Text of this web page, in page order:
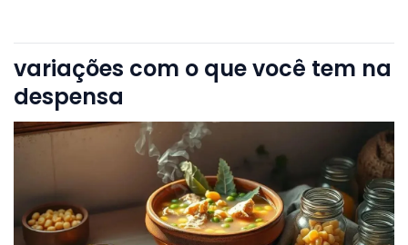
variações com o que você tem na
despensa